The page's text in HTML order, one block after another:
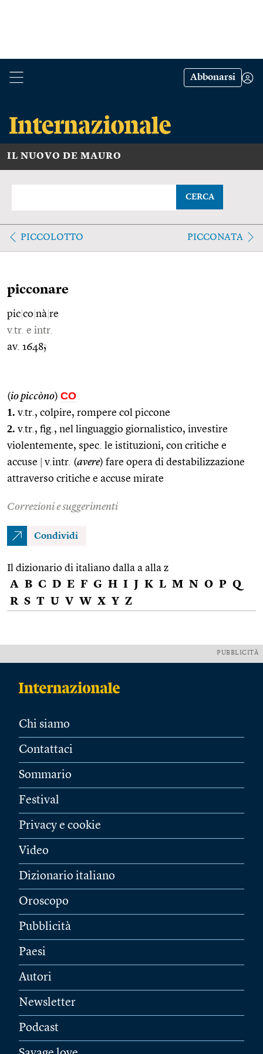
Abbonarsi
IL NUOVO DE MAURO
CERCA
PICCOLOTTO PICCONATA
picconare
pic co nà re
v.tr. e intr.
av. 1648;
(io piccòno) CO
1. v.tr., colpire, rompere col piccone
2. v.tr., fig., nel linguaggio giornalistico, investire
violentemente, spec. le istituzioni, con critiche e
accuse
v.intr. (avere) fare opera di destabilizzazione
attraverso critiche e accuse mirate
Correzioni e suggerimenti
Condividi
Il dizionario di italiano dalla a alla z
A B C D E F G H I J K L M N O P Q
R S T U V W X Y Z
PUBBLICITÀ
Chi siamo
Contattaci
Sommario
Festival
Privacy e cookie
Video
Dizionario italiano
Oroscopo
Pubblicità
Paesi
Autori
Newsletter
Podcast